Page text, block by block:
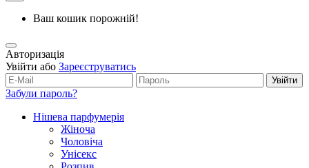
Ваш кошик порожній!
Авторизація
Увійти або Зареєструватись
Увійти
Забули пароль?
Нішева парфумерія
Жіноча
Чоловіча
Унісекс